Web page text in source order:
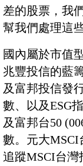
差的股票，我
幫我們處理這
國內屬於市值
兆豐投信的藍
及富邦投信發
數、以及ESG
及富邦台50
數。元大MSCI
追蹤MSCI台灣